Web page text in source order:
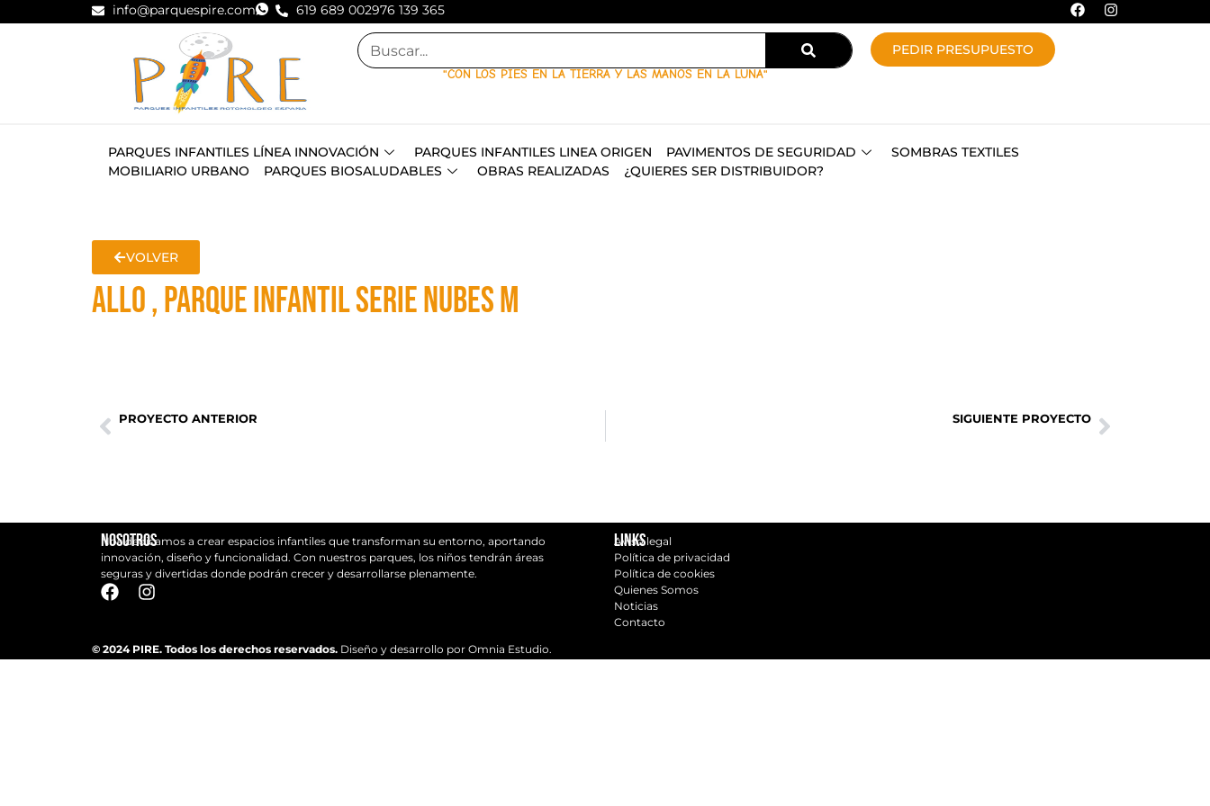
info@parquespire.com 619 689 002976 139 365
"CON LOS PIES EN LA TIERRA Y LAS MANOS EN LA LUNA"
PEDIR PRESUPUESTO
PARQUES INFANTILES LÍNEA INNOVACIÓN PARQUES INFANTILES LINEA ORIGEN PAVIMENTOS DE SEGURIDAD
SOMBRAS TEXTILES
MOBILIARIO URBANO
PARQUES BIOSALUDABLES OBRAS REALIZADAS ¿QUIERES SER DISTRIBUIDOR?
VOLVER
ALLO , PARQUE INFANTIL SERIE NUBES M
PROYECTO ANTERIOR SIGUIENTE PROYECTO
Nosotros
Nos dedicamos a crear espacios infantiles que transforman su entorno, aportando
innovación, diseño y funcionalidad. Con nuestros parques, los niños tendrán áreas
seguras y divertidas donde podrán crecer y desarrollarse plenamente.
Links
Aviso legal
Política de privacidad
Política de cookies
Quienes Somos
Noticias
Contacto
© 2024 PIRE. Todos los derechos reservados. Diseño y desarrollo por Omnia Estudio.